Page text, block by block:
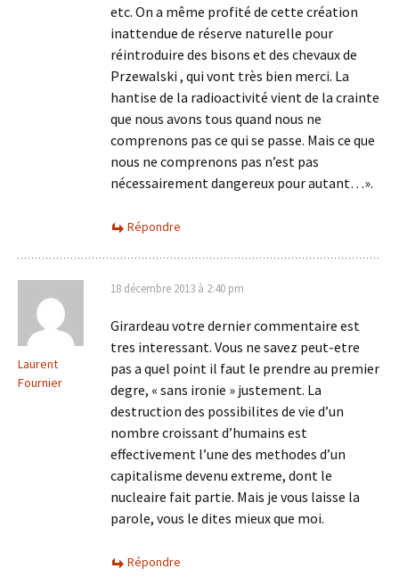
etc. On a même profité de cette création
inattendue de réserve naturelle pour
réintroduire des bisons et des chevaux de
Przewalski , qui vont très bien merci. La
hantise de la radioactivité vient de la crainte
que nous avons tous quand nous ne
comprenons pas ce qui se passe. Mais ce que
nous ne comprenons pas n’est pas
nécessairement dangereux pour autant…».
Répondre
Laurent
Fournier
18 décembre 2013 à 2:40 pm
Girardeau votre dernier commentaire est
tres interessant. Vous ne savez peut-etre
pas a quel point il faut le prendre au premier
degre, « sans ironie » justement. La
destruction des possibilites de vie d’un
nombre croissant d’humains est
effectivement l’une des methodes d’un
capitalisme devenu extreme, dont le
nucleaire fait partie. Mais je vous laisse la
parole, vous le dites mieux que moi.
Répondre